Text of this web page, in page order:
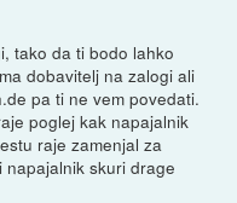
tako da ti bodo lahko
dobavitelj na zalogi ali
pa ti ne vem povedati.
poglej kak napajalnik
raje zamenjal za
skuri drage